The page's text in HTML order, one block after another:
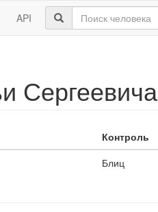
API
Сергеевича
Контроль
Блиц